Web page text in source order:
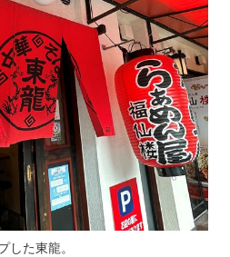
した東龍。